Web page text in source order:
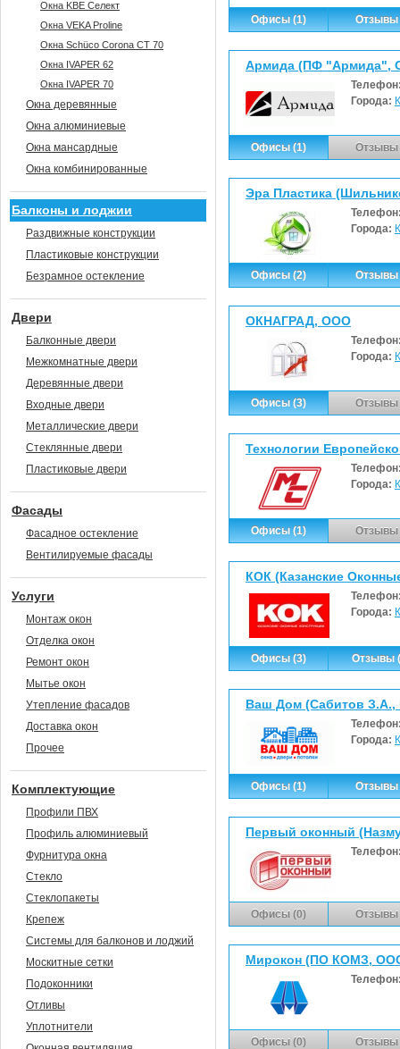
Офисы (1) Отзывы
Армида (ПФ "Армида",
Города:
Офисы (1) Отзывы
Эра Пластика
Города:
Офисы (2) Отзывы
ОКНАГРАД, ООО
Города:
Офисы (3) Отзывы
Технологии
Города:
Офисы (1) Отзывы
КОК (Казанские
Города:
Офисы (3) Отзывы
Ваш Дом (Сабитов З.А.,
Города:
Офисы (1) Отзывы
Первый оконный
Офисы (0) Отзывы
Мирокон (ПО КОМЗ,
Офисы (0) Отзывы
Окна KBE Селект
Окна VEKA Proline
Окна Sсhüco Corona CT 70
Окна IVAPER 62
Окна IVAPER 70
Окна деревянные
Окна алюминиевые
Окна мансардные
Окна комбинированные
Балконы и лоджии
Раздвижные конструкции
Пластиковые конструкции
Безрамное остекление
Двери
Балконные двери
Межкомнатные двери
Деревянные двери
Входные двери
Металлические двери
Стеклянные двери
Пластиковые двери
Фасады
Фасадное остекление
Вентилируемые фасады
Услуги
Монтаж окон
Отделка окон
Ремонт окон
Мытье окон
Утепление фасадов
Доставка окон
Прочее
Комплектующие
Профили ПВХ
Профиль алюминиевый
Фурнитура окна
Стекло
Стеклопакеты
Крепеж
Системы для балконов и лоджий
Москитные сетки
Подоконники
Отливы
Уплотнители